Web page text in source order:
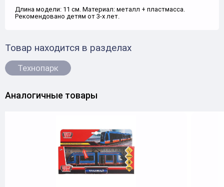
Длина модели: 11 см. Материал: металл + пластмасса.
Рекомендовано детям от 3-х лет.
Товар находится в разделах
Технопарк
Аналогичные товары